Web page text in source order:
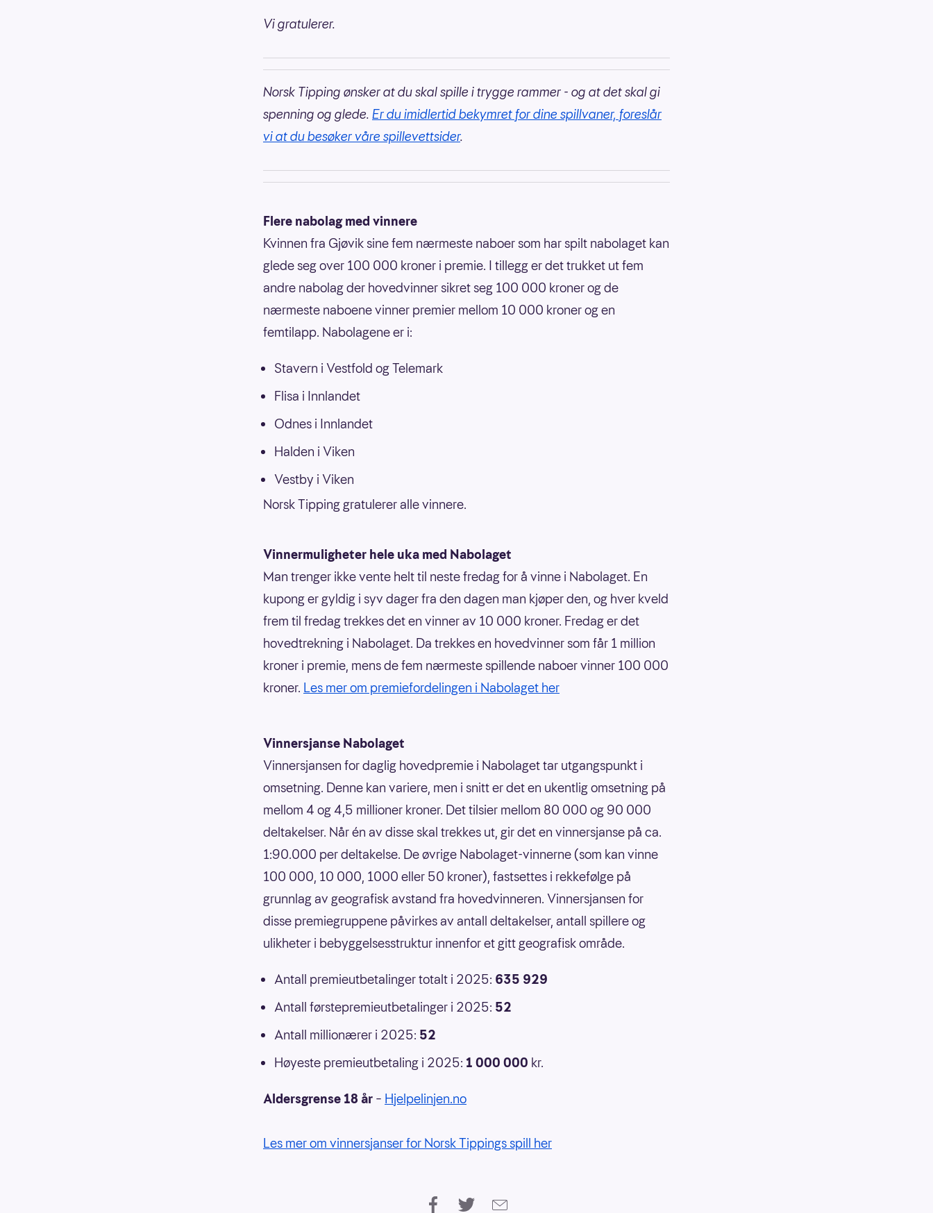
Vi gratulerer.
Norsk Tipping ønsker at du skal spille i trygge rammer - og at det skal gi
spenning og glede. Er du imidlertid bekymret for dine spillvaner, foreslår
vi at du besøker våre spillevettsider.
Flere nabolag med vinnere
Kvinnen fra Gjøvik sine fem nærmeste naboer som har spilt nabolaget kan
glede seg over 100 000 kroner i premie. I tillegg er det trukket ut fem
andre nabolag der hovedvinner sikret seg 100 000 kroner og de
nærmeste naboene vinner premier mellom 10 000 kroner og en
femtilapp. Nabolagene er i:
Stavern i Vestfold og Telemark
Flisa i Innlandet
Odnes i Innlandet
Halden i Viken
Vestby i Viken
Norsk Tipping gratulerer alle vinnere.
Vinnermuligheter hele uka med Nabolaget
Man trenger ikke vente helt til neste fredag for å vinne i Nabolaget. En
kupong er gyldig i syv dager fra den dagen man kjøper den, og hver kveld
frem til fredag trekkes det en vinner av 10 000 kroner. Fredag er det
hovedtrekning i Nabolaget. Da trekkes en hovedvinner som får 1 million
kroner i premie, mens de fem nærmeste spillende naboer vinner 100 000
kroner. Les mer om premiefordelingen i Nabolaget her
Vinnersjanse Nabolaget
Vinnersjansen for daglig hovedpremie i Nabolaget tar utgangspunkt i
omsetning. Denne kan variere, men i snitt er det en ukentlig omsetning på
mellom 4 og 4,5 millioner kroner. Det tilsier mellom 80 000 og 90 000
deltakelser. Når én av disse skal trekkes ut, gir det en vinnersjanse på ca.
1:90.000 per deltakelse. De øvrige Nabolaget-vinnerne (som kan vinne
100 000, 10 000, 1000 eller 50 kroner), fastsettes i rekkefølge på
grunnlag av geografisk avstand fra hovedvinneren. Vinnersjansen for
disse premiegruppene påvirkes av antall deltakelser, antall spillere og
ulikheter i bebyggelsesstruktur innenfor et gitt geografisk område.
Antall premieutbetalinger totalt i 2025: 635 929
Antall førstepremieutbetalinger i 2025: 52
Antall millionærer i 2025: 52
Høyeste premieutbetaling i 2025: 1 000 000 kr.
Aldersgrense 18 år – Hjelpelinjen.no
Les mer om vinnersjanser for Norsk Tippings spill her